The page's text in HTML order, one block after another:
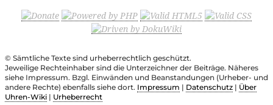
© Sämtliche Texte sind urheberrechtlich geschützt.
Jeweilige Rechteinhaber sind die Unterzeichner der Beiträge. Näheres
siehe Impressum. Bzgl. Einwänden und Beanstandungen (Urheber- und
andere Rechte) ebenfalls siehe dort. Impressum | Datenschutz | Über
Uhren-Wiki | Urheberrecht